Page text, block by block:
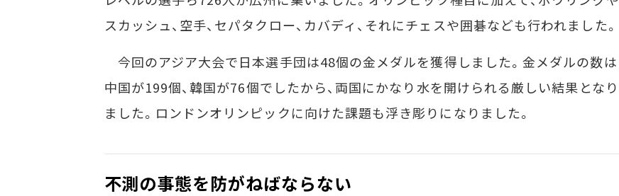
スカッシュ、空手、セパタクロー、カバディ、それにチェスや囲碁なども行われました。
今回のアジア大会で日本選手団は48個の金メダルを獲得しました。金メダルの数は
中国が199個、韓国が76個でしたから、両国にかなり水を開けられる厳しい結果となり
ました。ロンドンオリンピックに向けた課題も浮き彫りになりました。
不測の事態を防がねばならない